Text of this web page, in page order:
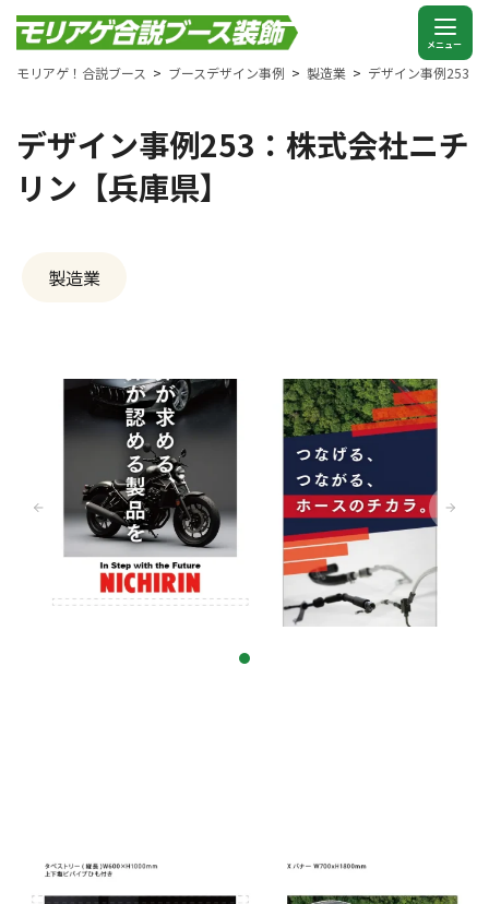
モリアゲ！合説ブース ブースデザイン事例 製造業 デザイン事例253：
デザイン事例253：株式会社ニチ
リン【兵庫県】
製造業